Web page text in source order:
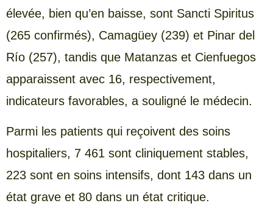
élevée, bien qu’en baisse, sont Sancti Spiritus
(265 confirmés), Camagüey (239) et Pinar del
Río (257), tandis que Matanzas et Cienfuegos
apparaissent avec 16, respectivement,
indicateurs favorables, a souligné le médecin.
Parmi les patients qui reçoivent des soins
hospitaliers, 7 461 sont cliniquement stables,
223 sont en soins intensifs, dont 143 dans un
état grave et 80 dans un état critique.